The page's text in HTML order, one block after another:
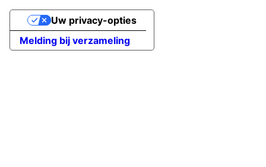
Melding bij verzameling
Uw privacy-opties